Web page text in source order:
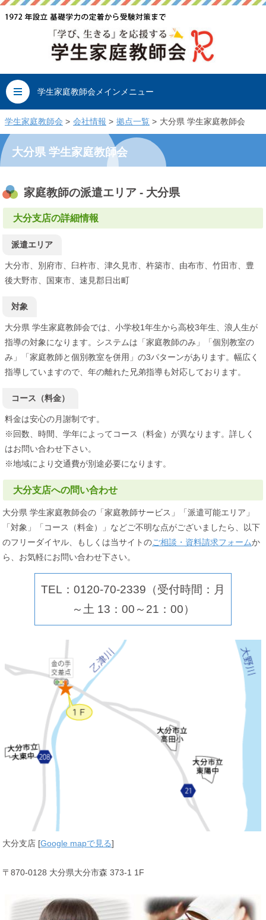
学生家庭教師会メインメニュー
学生家庭教師会 > 会社情報 > 拠点一覧 > 大分県 学生家庭教師会
家庭教師の派遣エリア - 大分県
大分支店の詳細情報
派遣エリア
大分市、別府市、臼杵市、津久見市、杵築市、由布市、竹田市、豊
後大野市、国東市、速見郡日出町
対象
大分県 学生家庭教師会では、小学校1年生から高校3年生、浪人生が
指導の対象になります。システムは「家庭教師のみ」「個別教室の
み」「家庭教師と個別教室を併用」の3パターンがあります。幅広く
指導していますので、年の離れた兄弟指導も対応しております。
コース（料金）
料金は安心の月謝制です。
※回数、時間、学年によってコース（料金）が異なります。詳しく
はお問い合わせ下さい。
※地域により交通費が別途必要になります。
大分支店への問い合わせ
大分県 学生家庭教師会の「家庭教師サービス」「派遣可能エリア」
「対象」「コース（料金）」などご不明な点がございましたら、以下
のフリーダイヤル、もしくは当サイトのご相談・資料請求フォームか
ら、お気軽にお問い合わせ下さい。
TEL：0120-70-2339（受付時間：月
～土 13：00～21：00）
大分支店 [Google mapで見る]
〒870-0128 大分県大分市森 373-1 1F